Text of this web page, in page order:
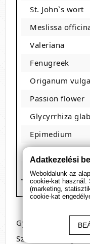
St. John`s wort
Meslissa
Valeriana
Fenugreek
Origanum
Passion flower
Glycyrrhiza
Epimedium
Mentha piperita
Gyártó: Cupid Labs
Származási hely: EU
Adatkezelési
Weboldalunk az
cookie-kat használ.
(marketing,
cookie-kat